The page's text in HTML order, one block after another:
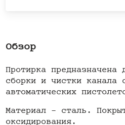
Обзор
Протирка предназначена
сборки и чистки канала
автоматических
Материал - сталь.
оксидирования.